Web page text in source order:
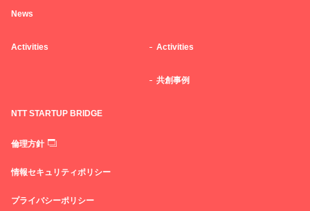
News
Activities Activities
共創事例
NTT STARTUP BRIDGE
倫理方針
情報セキュリティポリシー
プライバシーポリシー